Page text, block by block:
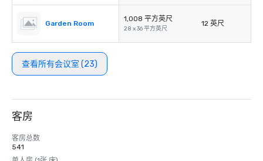
Garden Room
1,008 平方英尺
28 x 36 平方英尺
12 英尺
查看所有会议室 (23)
客房
客房总数
541